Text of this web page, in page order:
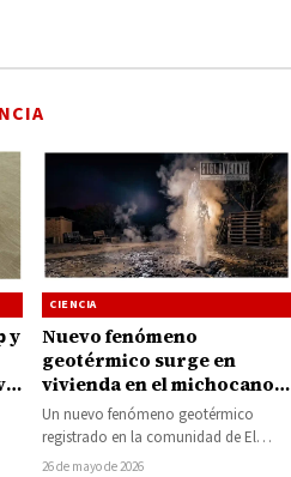
y
CIENCIA
Nuevo fenómeno
geotérmico surge en
vivienda en el michocano
municipio de Ixtlán de los
Hervores
Un nuevo fenómeno geotérmico
registrado en la comunidad de El
Salitre generó preocupación entre
26 de mayo de 2026